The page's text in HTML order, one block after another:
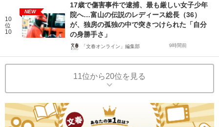
10
位
10
NEW
17歳で傷害事件で逮捕、最も厳しい女子少年
院へ…富山の伝説のレディース総長（36）
が、独房の孤独の中で突きつけられた「自分
の身勝手さ」
「文春オンライン」編集部 9時間前
11位から20位を見る